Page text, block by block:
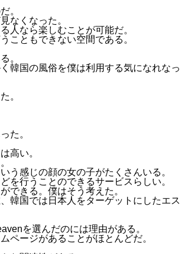
。
なくなった。
人なら楽しむことが可能だ。
こともできない空間である。
。
韓国の風俗を僕は利用する気になれなっ
。
た。
高い。
う感じの顔の女の子がたくさんいる。
を行うことのできるサービスらしい。
できる。僕はそう考えた。
韓国では日本人をターゲットにしたエス
を選んだのには理由がある。
ページがあることがほとんどだ。